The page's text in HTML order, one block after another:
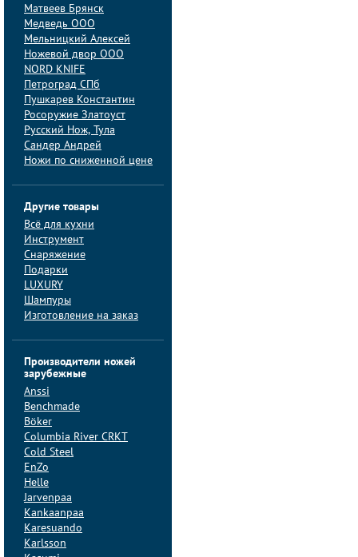
Матвеев Брянск
Медведь ООО
Мельницкий Алексей
Ножевой двор ООО
NORD KNIFE
Петроград СПб
Пушкарев Константин
Росоружие Златоуст
Русский Нож, Тула
Сандер Андрей
Ножи по сниженной цене
Другие товары
Всё для кухни
Инструмент
Снаряжение
Подарки
LUXURY
Шампуры
Изготовление на заказ
Производители ножей
зарубежные
Anssi
Benchmade
Böker
Columbia River CRKT
Cold Steel
EnZo
Helle
Jarvenpaa
Kankaanpaa
Karesuando
Karlsson